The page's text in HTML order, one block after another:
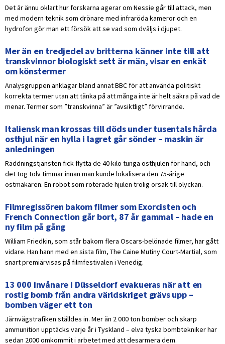
Det är ännu oklart hur forskarna agerar om Nessie går till attack, men
med modern teknik som drönare med infraröda kameror och en
hydrofon gör man ett försök att se vad som dväljs i djupet.
Mer än en tredjedel av britterna känner inte till att
transkvinnor biologiskt sett är män, visar en enkät
om könstermer
Analysgruppen anklagar bland annat BBC för att använda politiskt
korrekta termer utan att tänka på att många inte är helt säkra på vad de
menar. Termer som ”transkvinna” är ”avsiktligt” förvirrande.
Italiensk man krossas till döds under tusentals hårda
osthjul när en hylla i lagret går sönder – maskin är
anledningen
Räddningstjänsten fick flytta de 40 kilo tunga osthjulen för hand, och
det tog tolv timmar innan man kunde lokalisera den 75-årige
ostmakaren. En robot som roterade hjulen trolig orsak till olyckan.
Filmregissören bakom filmer som Exorcisten och
French Connection går bort, 87 år gammal – hade en
ny film på gång
William Friedkin, som står bakom flera Oscars-belönade filmer, har gått
vidare. Han hann med en sista film, The Caine Mutiny Court-Martial, som
snart premiärvisas på filmfestivalen i Venedig.
13 000 invånare i Düsseldorf evakueras när att en
rostig bomb från andra världskriget grävs upp –
bomben väger ett ton
Järnvägstrafiken ställdes in. Mer än 2 000 ton bomber och skarp
ammunition upptäcks varje år i Tyskland – elva tyska bombtekniker har
sedan 2000 omkommit i arbetet med att desarmera dem.